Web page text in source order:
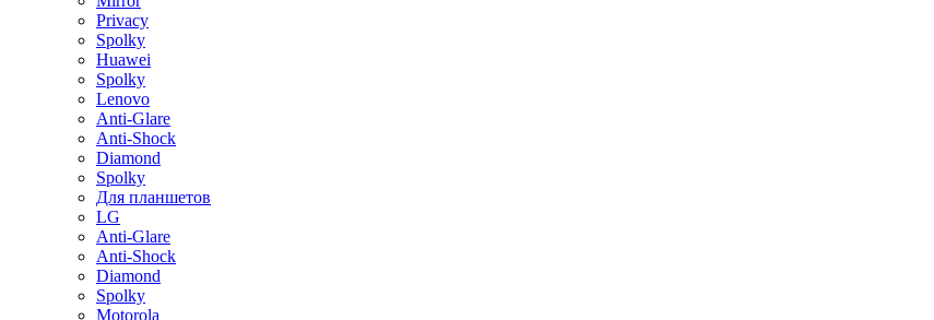
Privacy
Spolky
Huawei
Spolky
Lenovo
Anti-Glare
Anti-Shock
Diamond
Spolky
Для планшетов
LG
Anti-Glare
Anti-Shock
Diamond
Spolky
Motorola